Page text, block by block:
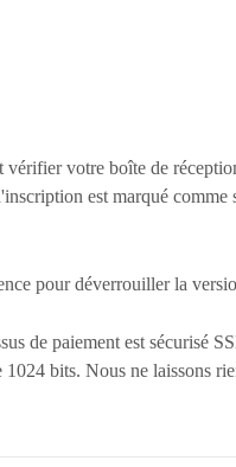
votre boîte de
est marqué
pour déverrouiller la
de paiement est sécurisé
bits. Nous ne laissons